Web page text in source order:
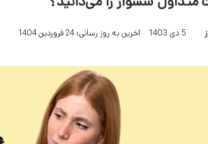
5 دی 1403 آخرین به روز رسانی: 24 فروردین 1404